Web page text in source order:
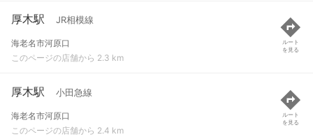
厚木駅 JR相模線
海老名市河原口
このページの店舗から 2.3 km
ルート
を見る
厚木駅 小田急線
海老名市河原口
このページの店舗から 2.4 km
ルート
を見る